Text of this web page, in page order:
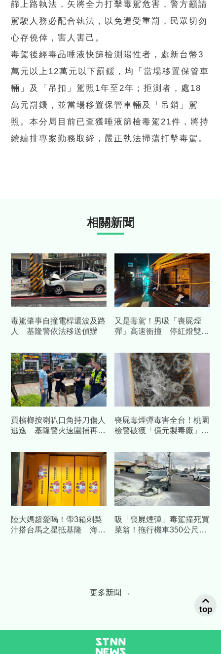
篩上路執法，矢將全力打擊毒駕危害，警方籲請
駕駛人務必配合執法，以免遭受重罰，民眾切勿
心存僥倖，害人害己。
毒駕後經毒品唾液快篩檢測陽性者，處新台幣3
萬元以上12萬元以下罰鍰，均「當場移置保管車
輛」及「吊扣」駕照1年至2年；拒測者，處18
萬元罰鍰，並當場移置保管車輛及「吊銷」駕
照。本分局目前已查獲唾液篩檢毒駕21件，將持
續編排專案勤務取締，嚴正執法掃蕩打擊毒駕。
相關新聞
毒駕肇事自撞電桿還波及路
人 基隆警依法移送偵辦
又是毒駕！男吸「喪屍煙
彈」高速衝撞 停紅燈雙載
買檳榔按喇叭口角持刀傷人
逃逸 基隆警火速圍捕再查
喪屍毒煙彈毒害全台！桃園
檢警破獲「億元製毒廠」逮
陸大媽超愛喝！帶3箱刺梨
汁搭台馬之星抵基隆 海巡
吸「喪屍煙彈」毒駕撞死買
菜翁！拖行機車350公尺起
更多新聞 →
top